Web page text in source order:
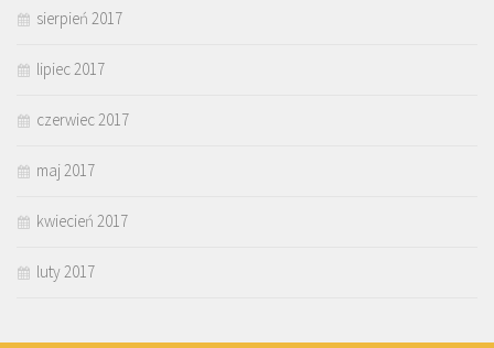
sierpień 2017
lipiec 2017
czerwiec 2017
maj 2017
kwiecień 2017
luty 2017